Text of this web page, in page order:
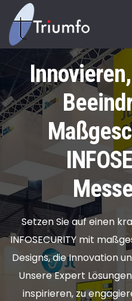
Setzen Sie auf einen
INFOSECURITY mit
Designs, die Innovation
Unsere Expert
inspirieren, zu